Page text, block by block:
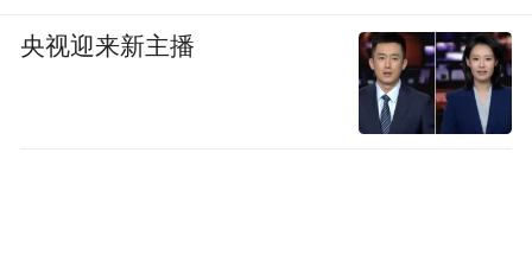
央视迎来新主播